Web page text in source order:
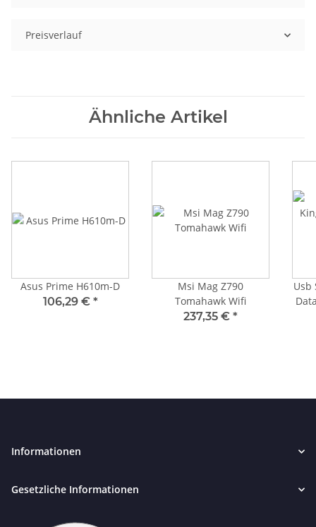
Preisverlauf
Ähnliche Artikel
Asus Prime H610m-D
106,29 € *
Msi Mag Z790
Tomahawk Wifi
237,35 € *
Usb
Informationen
Gesetzliche Informationen